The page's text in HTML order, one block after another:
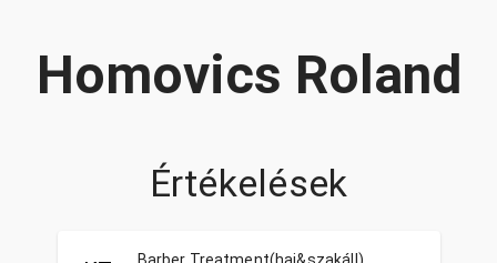
Homovics Roland
Értékelések
Barber Treatment(haj&szakáll)